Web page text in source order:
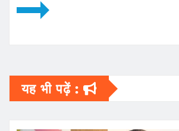
यह भी पढ़ें :